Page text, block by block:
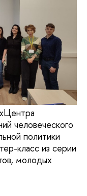
человеческого
политики
класс из серии
молодых